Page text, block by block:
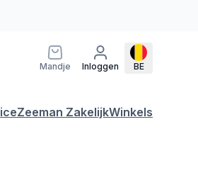
Mandje Inloggen BE
Zeeman ZakelijkWinkels